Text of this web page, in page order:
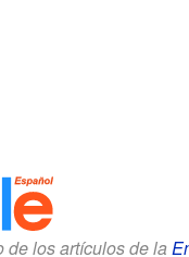
de los artículos de la